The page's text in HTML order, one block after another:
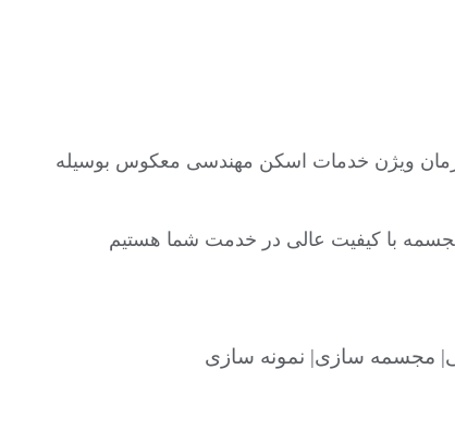
۴۰ میکرون مورد استفاده قرار میگیرد. آرمان ویژن خدمات اسکن مهندسی معکوس بوسیله